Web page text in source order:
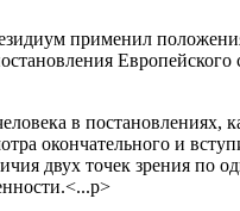
применил
в постановлениях,
окончательного и
двух точек зрения по